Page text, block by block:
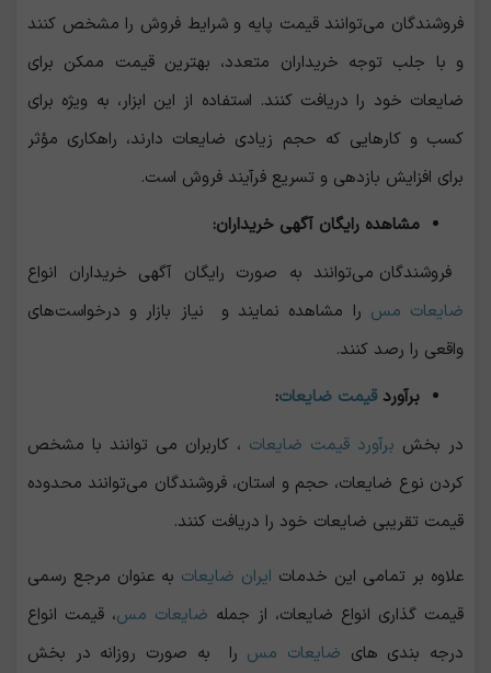
فروشندگان می‌توانند قیمت پایه و شرایط فروش را مشخص کنند
و با جلب توجه خریداران متعدد، بهترین قیمت ممکن برای
ضایعات خود را دریافت کنند. استفاده از این ابزار، به ویژه برای
کسب ‌و کارهایی که حجم زیادی ضایعات دارند، راهکاری مؤثر
برای افزایش بازدهی و تسریع فرآیند فروش است.
مشاهده رایگان آگهی خریداران:
فروشندگان می‌توانند به صورت رایگان آگهی خریداران انواع
ضایعات مس را مشاهده نمایند و نیاز بازار و درخواست‌های
واقعی را رصد کنند.
برآوردقیمت ضایعات:
در بخش برآورد قیمت ضایعات ، کاربران می توانند با مشخص
کردن نوع ضایعات، حجم و استان، فروشندگان می‌توانند محدوده
قیمت تقریبی ضایعات خود را دریافت کنند.
علاوه بر تمامی این خدمات ایران ضایعات به عنوان مرجع رسمی
قیمت‌ گذاری انواع ضایعات، از جمله ضایعات مس، قیمت انواع
درجه بندی های ضایعات مس را به صورت روزانه در بخش